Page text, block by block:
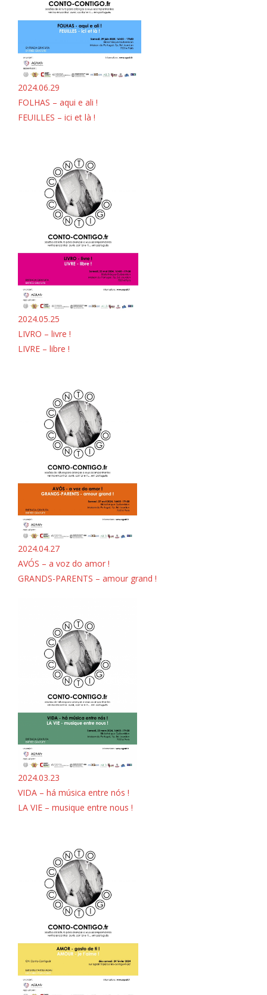
2024.06.29
FOLHAS – aqui e ali !
FEUILLES – ici et là !
2024.05.25
LIVRO – livre !
LIVRE – libre !
2024.04.27
AVÓS – a voz do amor !
GRANDS-PARENTS – amour grand !
2024.03.23
VIDA – há música entre nós !
LA VIE – musique entre nous !